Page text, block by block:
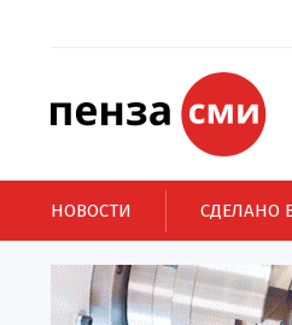
НОВОСТИ СДЕЛАНО